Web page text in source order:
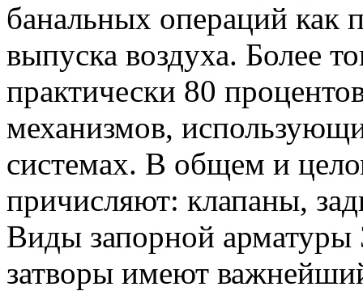
банальных операций как
выпуска воздуха. Более
практически 80
механизмов,
системах. В общем и
причисляют: клапаны,
Виды запорной арматуры
затворы имеют